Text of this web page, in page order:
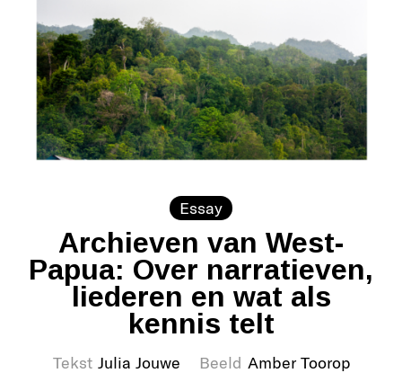
Essay
Archieven van West-
Papua: Over narratieven,
liederen en wat als
kennis telt
Tekst Julia Jouwe Beeld Amber Toorop